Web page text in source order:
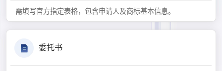
需填写官方指定表格，包含申请人及商标基本信息。
委托书